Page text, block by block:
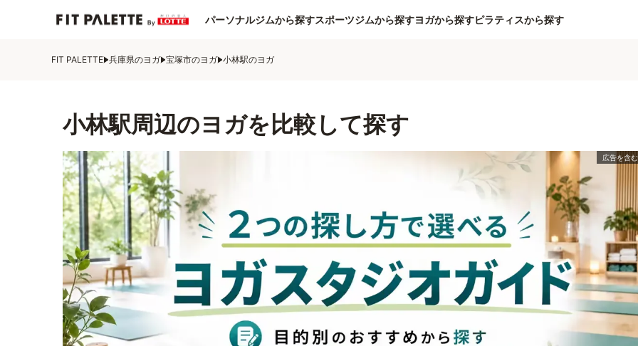
パーソナルジムから探すスポーツジムから探すヨガから探すピラティスから探す
FIT PALETTE 兵庫県のヨガ 宝塚市のヨガ 小林駅のヨガ
小林駅周辺のヨガを比較して探す